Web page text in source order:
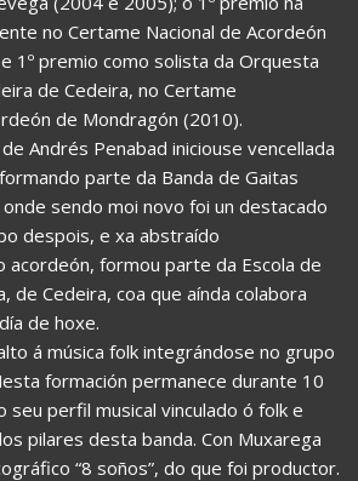
no Certame Nacional de Acordeón
1º premio como solista da Orquesta
de Cedeira, no Certame
de Mondragón (2010).
Andrés Penabad iniciouse vencellada
parte da Banda de Gaitas
sendo moi novo foi un destacado
despois, e xa abstraído
acordeón, formou parte da Escola de
de Cedeira, coa que aínda colabora
de hoxe.
á música folk integrándose no grupo
formación permanece durante 10
seu perfil musical vinculado ó folk e
pilares desta banda. Con Muxarega
“8 soños”, do que foi productor.